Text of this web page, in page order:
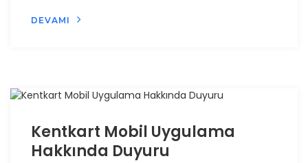
DEVAMI
Kentkart Mobil Uygulama
Hakkında Duyuru